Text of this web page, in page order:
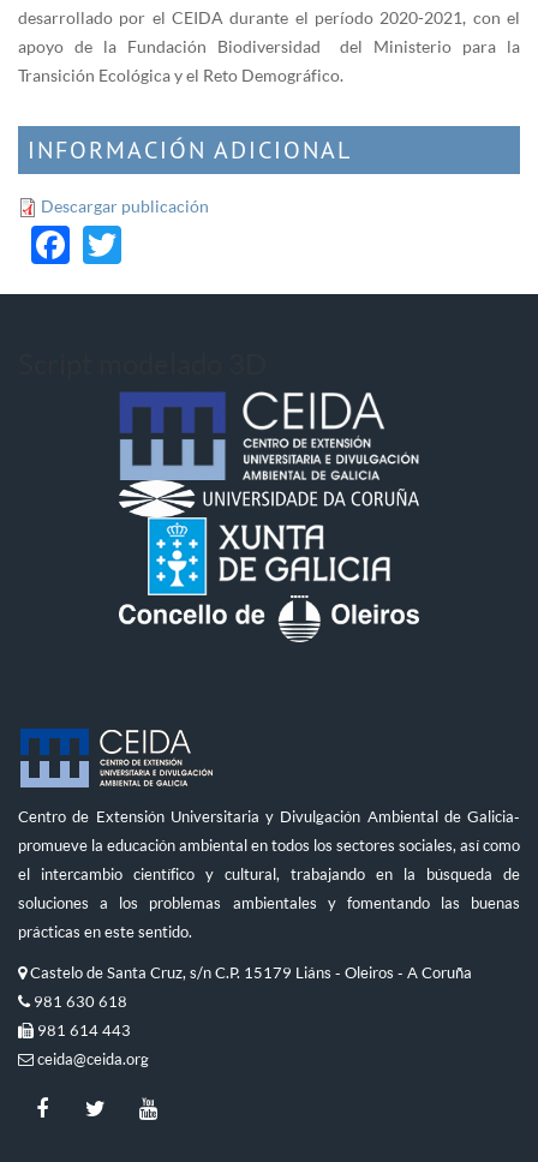
desarrollado por el CEIDA durante el período 2020-2021, con el
apoyo de la Fundación Biodiversidad del Ministerio para la
Transición Ecológica y el Reto Demográfico.
INFORMACIÓN ADICIONAL
Descargar publicación
Facebook
Centro de Extensión Universitaria y Divulgación Ambiental de Galicia-
promueve la educación ambiental en todos los sectores sociales, así como
el intercambio científico y cultural, trabajando en la búsqueda de
soluciones a los problemas ambientales y fomentando las buenas
prácticas en este sentido.
Castelo de Santa Cruz, s/n C.P. 15179 Liáns - Oleiros - A Coruña
981 630 618
981 614 443
ceida@ceida.org